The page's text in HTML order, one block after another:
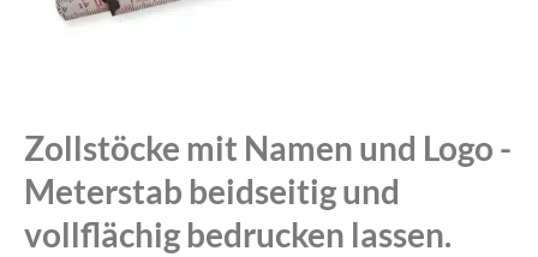
Zollstöcke mit Namen und Logo -
Meterstab beidseitig und
vollflächig bedrucken lassen.